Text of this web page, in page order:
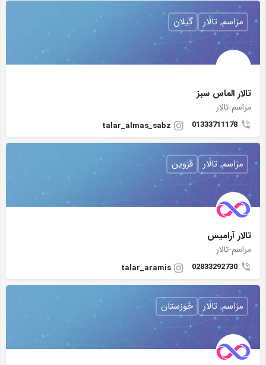
تالار الماس سبز
مراسم-تالار
01333711178
talar_almas_sabz
مراسم, تالار گیلان
تالار آراميس
مراسم-تالار
02833292730
talar_aramis
مراسم, تالار قزوین
مراسم, تالار خوزستان